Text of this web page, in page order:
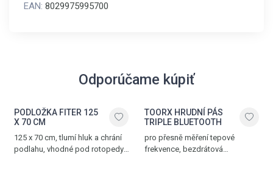
EAN: 8029975995700
Odporúčame kúpiť
PODLOŽKA FITER 125
X 70 CM
125 x 70 cm, tlumí hluk a chrání
podlahu, vhodné pod rotopedy,
TOORX HRUDNÍ PÁS
TRIPLE BLUETOOTH
pro přesně měření tepové
frekvence, bezdrátová